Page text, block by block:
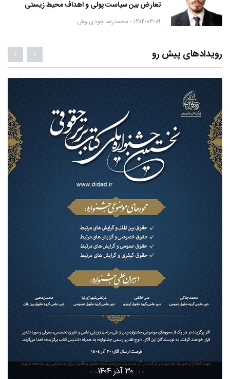
تعارض بین سیاست پولی و اهداف محیط زیستی
۱۴۰۴-۰۳-۰۹ - محمدرضا جودی وش
رویدادهای پیش رو
۳۰ آذر ۱۴۰۴